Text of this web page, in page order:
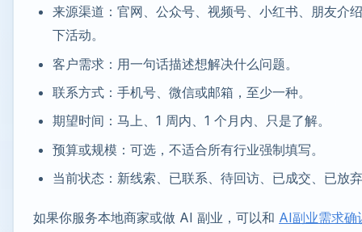
来源渠道：官网、公众号、视频号、小红书、朋友介
下活动。
客户需求：用一句话描述想解决什么问题。
联系方式：手机号、微信或邮箱，至少一种。
期望时间：马上、1 周内、1 个月内、只是了解。
预算或规模：可选，不适合所有行业强制填写。
当前状态：新线索、已联系、待回访、已成交、已放
如果你服务本地商家或做 AI 副业，可以和 AI副业需求确